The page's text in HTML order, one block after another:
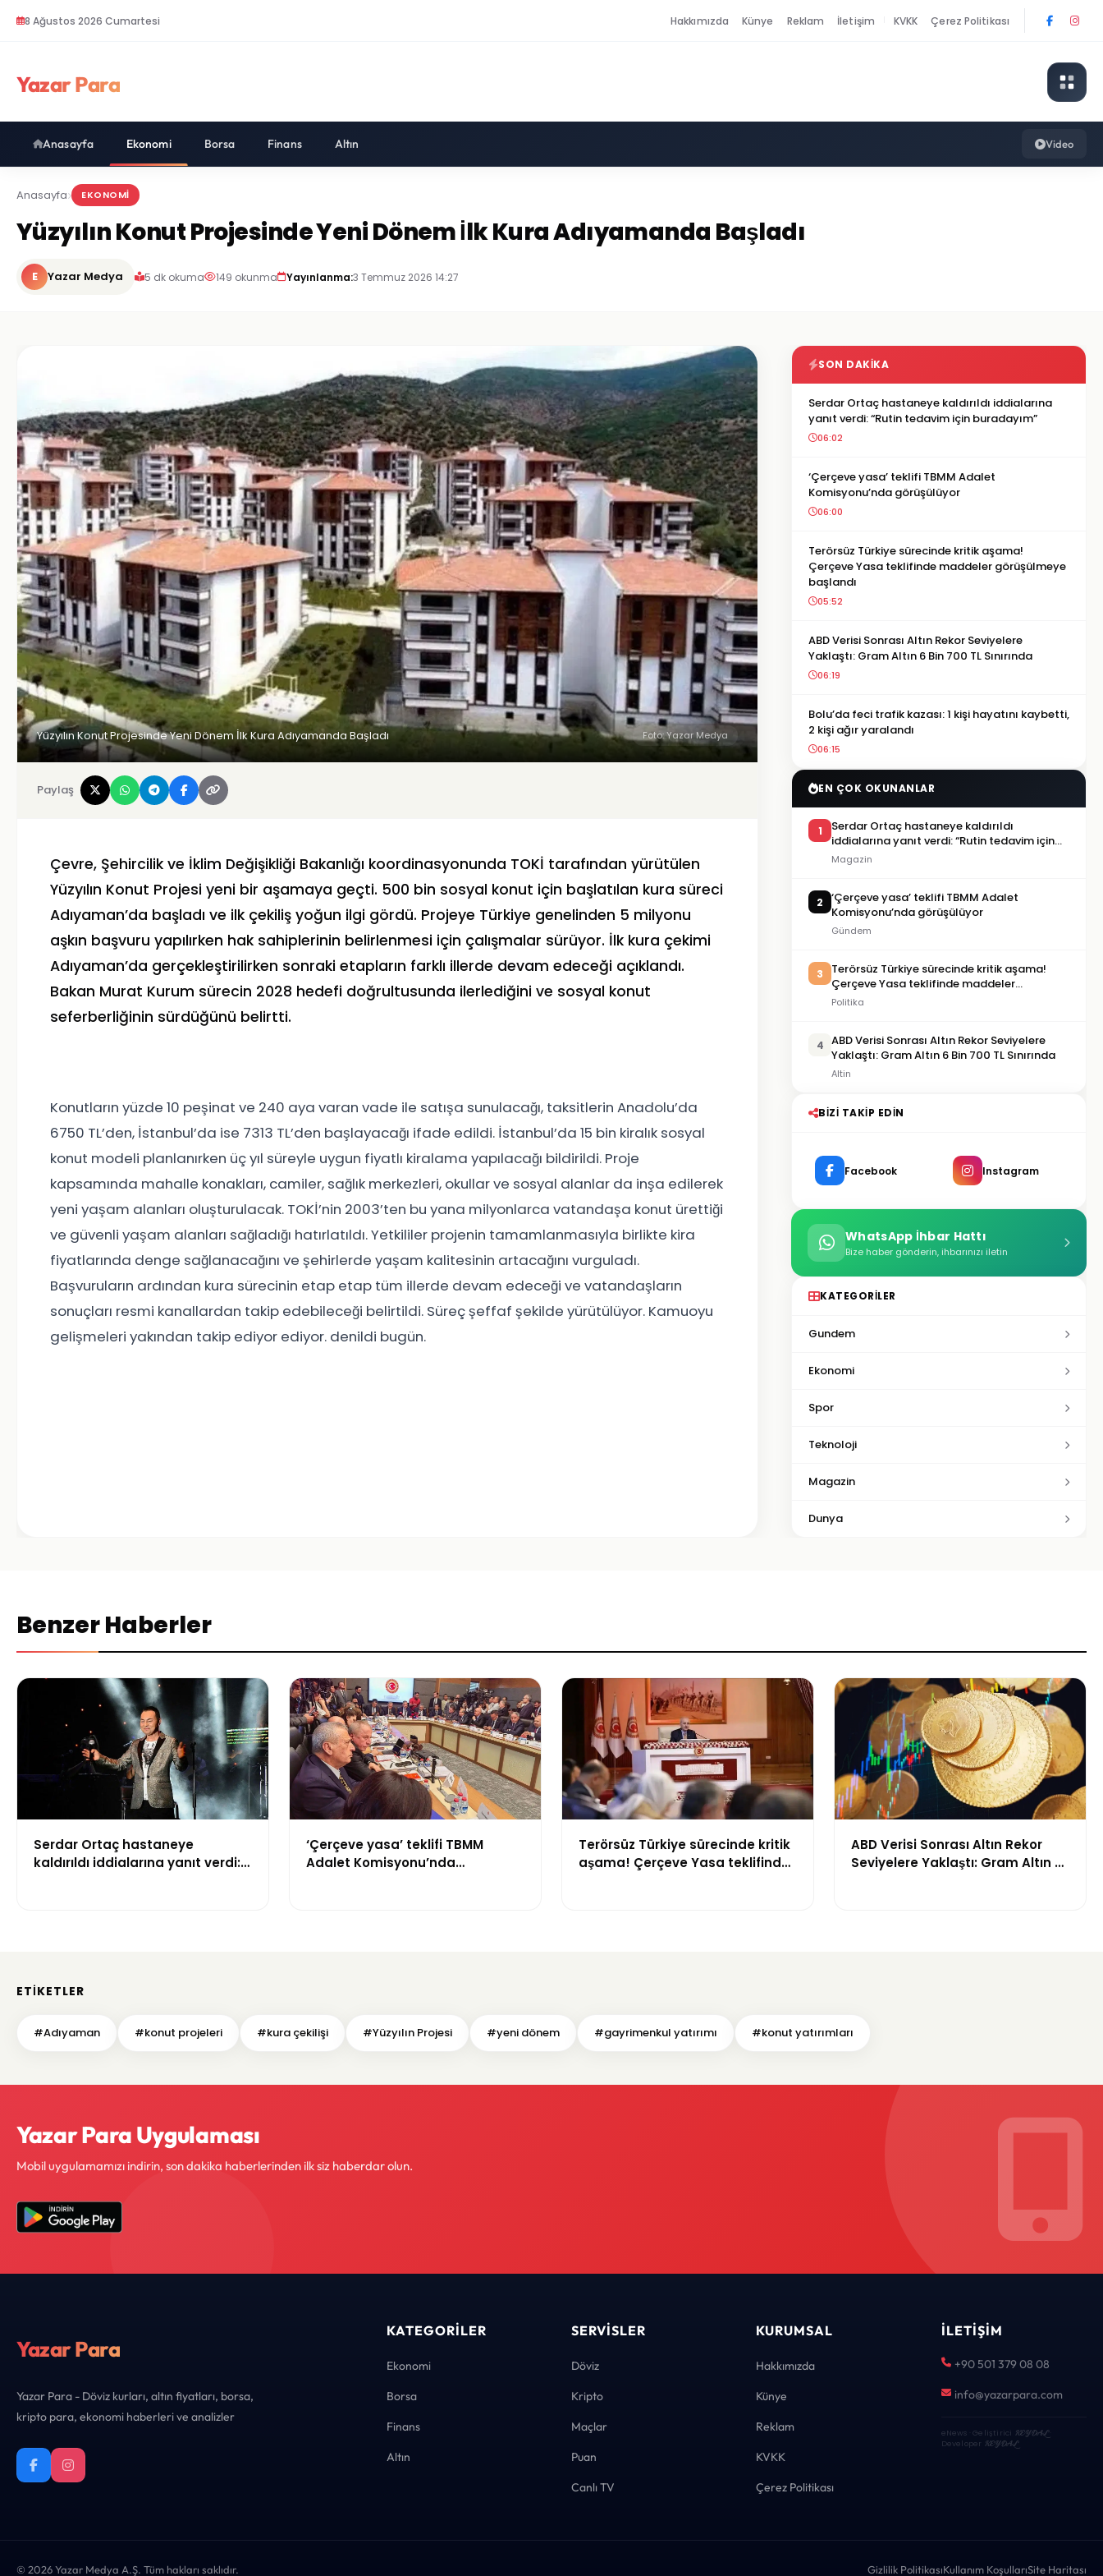
8 Ağustos 2026 Cumartesi Hakkımızda Künye Reklam İletişim KVKK Çerez Politikası
Yazar Para
Anasayfa Ekonomi Borsa Finans Altın Video
Anasayfa EKONOMI
Yüzyılın Konut Projesinde Yeni Dönem İlk Kura Adıyamanda Başladı
E Yazar Medya 5 dk okuma 149 okunma Yayınlanma:3 Temmuz 2026 14:27
Yüzyılın Konut Projesinde Yeni Dönem İlk Kura Adıyamanda Başladı Foto: Yazar Medya
Paylaş
Çevre, Şehircilik ve İklim Değişikliği Bakanlığı koordinasyonunda TOKİ tarafından yürütülen
Yüzyılın Konut Projesi yeni bir aşamaya geçti. 500 bin sosyal konut için başlatılan kura süreci
Adıyaman’da başladı ve ilk çekiliş yoğun ilgi gördü. Projeye Türkiye genelinden 5 milyonu
aşkın başvuru yapılırken hak sahiplerinin belirlenmesi için çalışmalar sürüyor. İlk kura çekimi
Adıyaman’da gerçekleştirilirken sonraki etapların farklı illerde devam edeceği açıklandı.
Bakan Murat Kurum sürecin 2028 hedefi doğrultusunda ilerlediğini ve sosyal konut
seferberliğinin sürdüğünü belirtti.
Konutların yüzde 10 peşinat ve 240 aya varan vade ile satışa sunulacağı, taksitlerin Anadolu’da
6750 TL’den, İstanbul’da ise 7313 TL’den başlayacağı ifade edildi. İstanbul’da 15 bin kiralık sosyal
konut modeli planlanırken üç yıl süreyle uygun fiyatlı kiralama yapılacağı bildirildi. Proje
kapsamında mahalle konakları, camiler, sağlık merkezleri, okullar ve sosyal alanlar da inşa edilerek
yeni yaşam alanları oluşturulacak. TOKİ’nin 2003’ten bu yana milyonlarca vatandaşa konut ürettiği
ve güvenli yaşam alanları sağladığı hatırlatıldı. Yetkililer projenin tamamlanmasıyla birlikte kira
fiyatlarında denge sağlanacağını ve şehirlerde yaşam kalitesinin artacağını vurguladı.
Başvuruların ardından kura sürecinin etap etap tüm illerde devam edeceği ve vatandaşların
sonuçları resmi kanallardan takip edebileceği belirtildi. Süreç şeffaf şekilde yürütülüyor. Kamuoyu
gelişmeleri yakından takip ediyor ediyor. denildi bugün.
SON DAKIKA
Serdar Ortaç hastaneye kaldırıldı iddialarına
yanıt verdi: “Rutin tedavim için buradayım”
06:02
‘Çerçeve yasa’ teklifi TBMM Adalet
Komisyonu’nda görüşülüyor
06:00
Terörsüz Türkiye sürecinde kritik aşama!
Çerçeve Yasa teklifinde maddeler görüşülmeye
başlandı
05:52
ABD Verisi Sonrası Altın Rekor Seviyelere
Yaklaştı: Gram Altın 6 Bin 700 TL Sınırında
06:19
Bolu’da feci trafik kazası: 1 kişi hayatını kaybetti,
2 kişi ağır yaralandı
06:15
EN ÇOK OKUNANLAR
1
Serdar Ortaç hastaneye kaldırıldı
iddialarına yanıt verdi: “Rutin tedavim için
buradayım”
Magazin
2
‘Çerçeve yasa’ teklifi TBMM Adalet
Komisyonu’nda görüşülüyor
Gündem
3
Terörsüz Türkiye sürecinde kritik aşama!
Çerçeve Yasa teklifinde maddeler
görüşülmeye başlandı
Politika
4 ABD Verisi Sonrası Altın Rekor Seviyelere
Yaklaştı: Gram Altın 6 Bin 700 TL Sınırında
Altin
BIZI TAKIP EDIN
Facebook Instagram
WhatsApp İhbar Hattı
Bize haber gönderin, ihbarınızı iletin
KATEGORILER
Gundem
Ekonomi
Spor
Teknoloji
Magazin
Dunya
Benzer Haberler
Serdar Ortaç hastaneye
kaldırıldı iddialarına yanıt verdi:
‘Çerçeve yasa’ teklifi TBMM
Adalet Komisyonu’nda
Terörsüz Türkiye sürecinde kritik
aşama! Çerçeve Yasa teklifinde
ABD Verisi Sonrası Altın Rekor
Seviyelere Yaklaştı: Gram Altın 6
ETIKETLER
#Adıyaman #konut projeleri #kura çekilişi #Yüzyılın Projesi #yeni dönem #gayrimenkul yatırımı #konut yatırımları
Yazar Para Uygulaması
Mobil uygulamamızı indirin, son dakika haberlerinden ilk siz haberdar olun.
Yazar Para
Yazar Para - Döviz kurları, altın fiyatları, borsa,
kripto para, ekonomi haberleri ve analizler
KATEGORILER
Ekonomi
Borsa
Finans
Altın
SERVISLER
Döviz
Kripto
Maçlar
Puan
Canlı TV
KURUMSAL
Hakkımızda
Künye
Reklam
KVKK
Çerez Politikası
İLETIŞIM
+90 501 379 08 08
info@yazarpara.com
eNews · Geliştirici KEYDAL·
Developer KEYDAL
© 2026 Yazar Medya A.Ş. Tüm hakları saklıdır. Gizlilik PolitikasıKullanım KoşullarıSite Haritası